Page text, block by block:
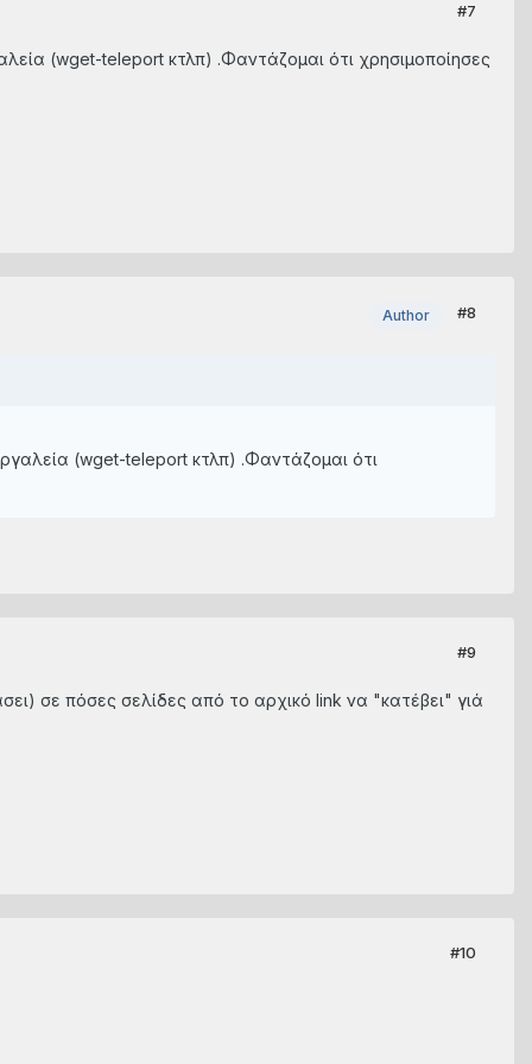
#7
(wget-teleport κτλπ) .Φαντάζομαι ότι χρησιμοποίησες
Author #8
(wget-teleport κτλπ) .Φαντάζομαι ότι
#9
σε πόσες σελίδες από το αρχικό link να "κατέβει" γιά
#10